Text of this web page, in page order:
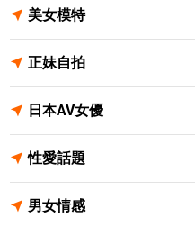
美女模特
正妹自拍
日本AV女優
性愛話題
男女情感